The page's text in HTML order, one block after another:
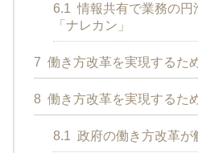
6.1 情報共有で業務の円
「ナレカン」
7 働き方改革を実現するた
8 働き方改革を実現するた
8.1 政府の働き方改革が